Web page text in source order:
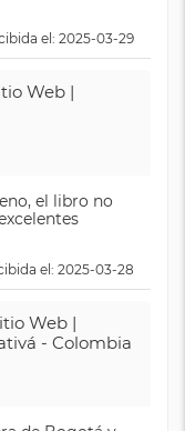
el: 2025-03-29
Web |
el libro no
el: 2025-03-28
Web |
- Colombia